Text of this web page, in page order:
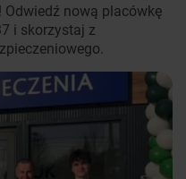
Odwiedź nową placówkę
i skorzystaj z